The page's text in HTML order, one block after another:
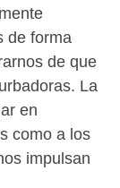
de forma
de que
La
en
como a los
impulsan